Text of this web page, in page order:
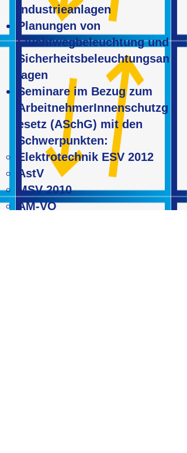
Industrieanlagen
Planungen von
Fluchtwegbeleuchtung und
Sicherheitsbeleuchtungsan
lagen
Seminare im Bezug zum
ArbeitnehmerInnenschutzg
esetz (ASchG) mit den
Schwerpunkten:
Elektrotechnik ESV 2012
AstV
MSV 2010
AM-VO